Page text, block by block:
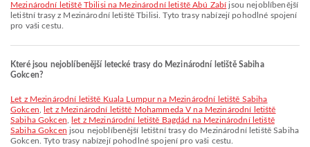
Mezinárodní letiště Tbilisi na Mezinárodní letiště Abú Zabí jsou nejoblíbenější
letištní trasy z Mezinárodní letiště Tbilisi. Tyto trasy nabízejí pohodlné spojení
pro vaši cestu.
Které jsou nejoblíbenější letecké trasy do Mezinárodní letiště Sabiha
Gokcen?
let z Mezinárodní letiště Kuala Lumpur na Mezinárodní letiště Sabiha
Gokcen
let z Mezinárodní letiště Mohammeda V na Mezinárodní letiště
Sabiha Gokcen
let z Mezinárodní letiště Bagdád na Mezinárodní letiště
Sabiha Gokcen jsou nejoblíbenější letištní trasy do Mezinárodní letiště Sabiha
Gokcen. Tyto trasy nabízejí pohodlné spojení pro vaši cestu.